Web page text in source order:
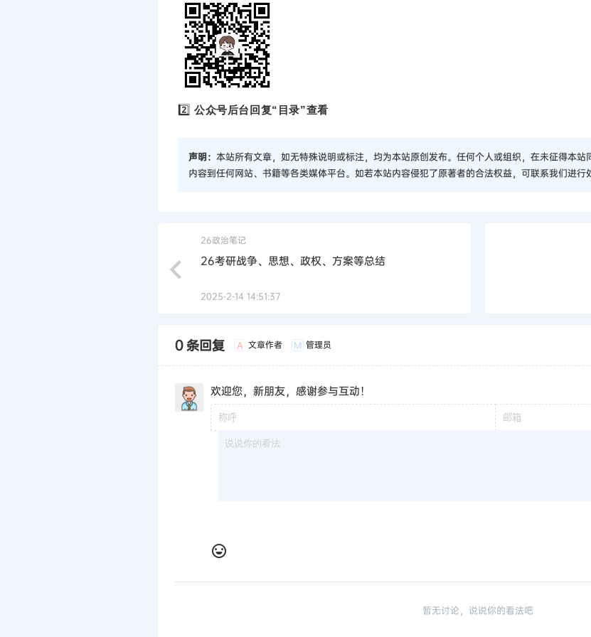
2️⃣公众号后台回复“目录”查看
声明： 本站所有文章，如无特殊说明或标注，均为本站原创发布。任何个人或组织，在未征得本
内容到任何网站、书籍等各类媒体平台。如若本站内容侵犯了原著者的合法权益，可联系我们进行
26政治笔记
26考研战争、思想、政权、方案等总结
2025-2-14 14:51:37
0 条回复 A 文章作者 M 管理员
欢迎您，新朋友，感谢参与互动！
暂无讨论，说说你的看法吧